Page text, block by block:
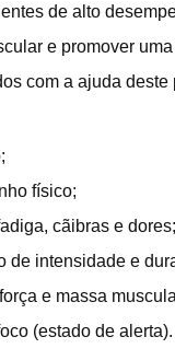
de alto
e promover
com a ajuda
físico;
cãibras e dores;
de intensidade e
e massa
(estado de alerta).